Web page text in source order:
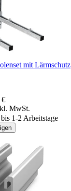
mit Lärmschutz
€
MwSt.
1-2 Arbeitstage